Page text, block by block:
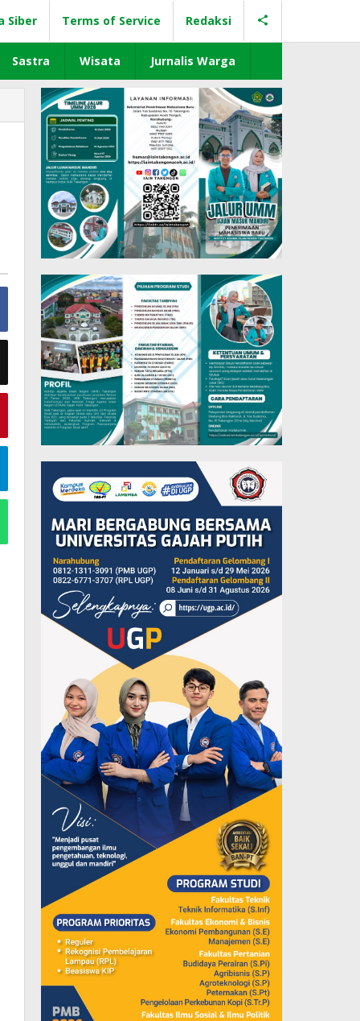
Siber Terms of Service Redaksi
Sastra Wisata Jurnalis Warga